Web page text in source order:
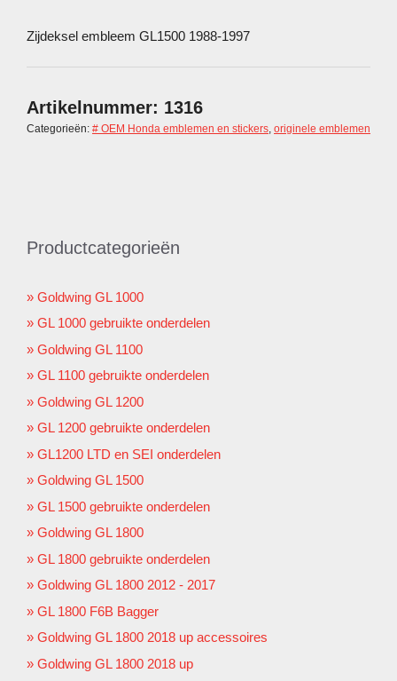
Zijdeksel embleem GL1500 1988-1997
Artikelnummer: 1316
Categorieën: # OEM Honda emblemen en stickers originele emblemen
Productcategorieën
Goldwing GL 1000
GL 1000 gebruikte onderdelen
Goldwing GL 1100
GL 1100 gebruikte onderdelen
Goldwing GL 1200
GL 1200 gebruikte onderdelen
GL1200 LTD en SEI onderdelen
Goldwing GL 1500
GL 1500 gebruikte onderdelen
Goldwing GL 1800
GL 1800 gebruikte onderdelen
Goldwing GL 1800 2012 - 2017
GL 1800 F6B Bagger
Goldwing GL 1800 2018 up accessoires
Goldwing GL 1800 2018 up